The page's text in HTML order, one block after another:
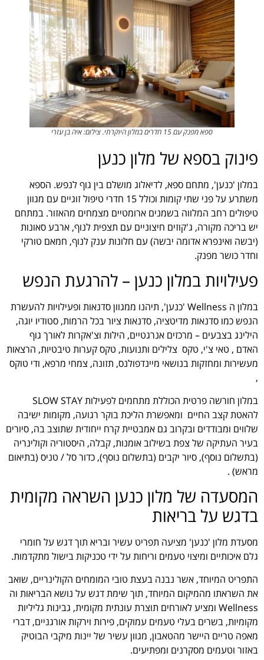
ספא מפנק עם 15 חדרים במלון היוקרתי. צילום: איה בן עזרי
פינוק בספא של מלון כנען
במלון 'כנען', מתחם ספא, לדיאלוג מושלם בין גוף לנפש. הספא
משתרע על פני שתי קומות וכולל 15 חדרי טיפול זוגיים עם מגוון
טיפולים רחב המלווה בשמנים ארומטיים מצמחים מהאזור. במתחם
יש בריכה מקורה, ג'קוזים חיצוניים עם תצפית לנוף, ארבע סאונות
(יבשה ואינפרא אדומה יבשה) עם חלונות ענק לנוף, חמאם טורקי
וחדר כושר מפנק.
פעילויות במלון כנען – להרגעת הנפש
במלון ה Wellness 'כנען', תיהנו ממגוון סדנאות ופעילויות להעשרת
הנפש כמו סדנאות מדיטציה, סדנאות ציור בכל הרמות, סטודיו יוגה,
הילינג בצבעים – מרכזים אנרגטיים, הילות וצ'אקרות לאורך גוף
האדם , טאי צ'י, טקס צלילים ותנועות, טקס קערות טיבטיות, הרצאות
מעשירות ומחזקות בנושאי מיינדפולנס, תזונה, צמחי מרפא, ודי טוקס
,
במלון חורשה פרטית הכוללת מתחמים לפעילות SLOW STAY
להאטת קצב החיים ומאפשרת הליכת בוקר רגועה, מקומות ישיבה
שלווים ומבודדים ובקרוב גם אמבטיית קרח ייחודית שתוצב בה, סיורים
בעיר העתיקה של צפת בשילוב אומנות, קבלה, היסטוריה וקולינריה
(בתשלום נוסף), סיור יקבים (בתשלום נוסף), כדור סל / טניס (בתיאום
מראש) .
המסעדה של מלון כנען השראה מקומית
בדגש על בריאות
מסעדת מלון 'כנען' מציעה תפריט עשיר ובריא תוך דגש על חומרי
גלם איכותיים ומיצוי טעמים וריחות על ידי טכניקות בישול מתקדמות.
התפריט המיוחד, אשר נבנה בעצת טובי המומחים הקולינריים, שואב
את השראתו מהמיקום המיוחד, תוך שימת דגש על נושא הבריאות וה
Wellness ומציע לאורחים תוצרת עונתית מקומית, גבינות גליליות
מקומיות, בשרים בעלי טעמים עמוקים, פירות וירקות אורגניים, דברי
מאפה טריים היישר מהטאבון, מגוון עשיר של יינות מיקבי הבוטיק
באזור וטעמים מסקרנים ומפתיעים.